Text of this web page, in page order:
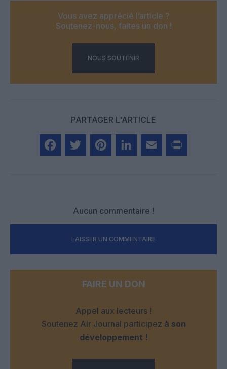
Vous avez apprécié l’article ?
Soutenez-nous, faites un don !
NOUS SOUTENIR
PARTAGER L'ARTICLE
Aucun commentaire !
LAISSER UN COMMENTAIRE
FAIRE UN DON
Appel aux lecteurs !
Soutenez Air Journal participez à son
développement !